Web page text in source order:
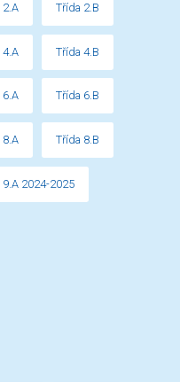
2.A Třída 2.B
4.A Třída 4.B
6.A Třída 6.B
8.A Třída 8.B
9.A 2024-2025